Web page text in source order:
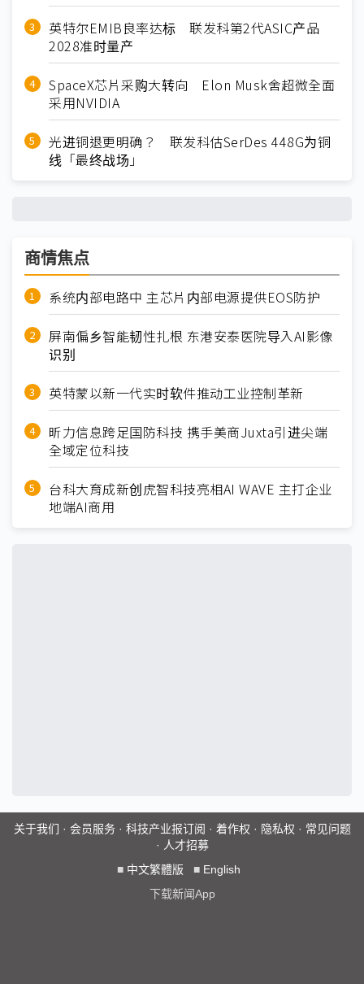
英特尔EMIB良率达标 联发科第2代ASIC产品
2028准时量产
SpaceX芯片采购大转向 Elon Musk舍超微全面
采用NVIDIA
光进铜退更明确？ 联发科估SerDes 448G为铜
线「最终战场」
商情焦点
系统内部电路中 主芯片内部电源提供EOS防护
屏南偏乡智能韧性扎根 东港安泰医院导入AI影像
识别
英特蒙以新一代实时软件推动工业控制革新
昕力信息跨足国防科技 携手美商Juxta引进尖端
全域定位科技
台科大育成新创虎智科技亮相AI WAVE 主打企业
地端AI商用
关于我们 · 会员服务· 科技产业报订阅 · 着作权 · 隐私权 · 常见问题
· 人才招募
■ 中文繁體版 ■ English
下载新闻App